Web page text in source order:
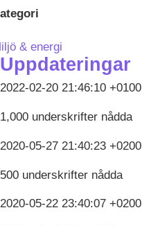
& energi
Uppdateringar
2022-02-20 21:46:10 +0100
1,000 underskrifter nådda
2020-05-27 21:40:23 +0200
500 underskrifter nådda
2020-05-22 23:40:07 +0200